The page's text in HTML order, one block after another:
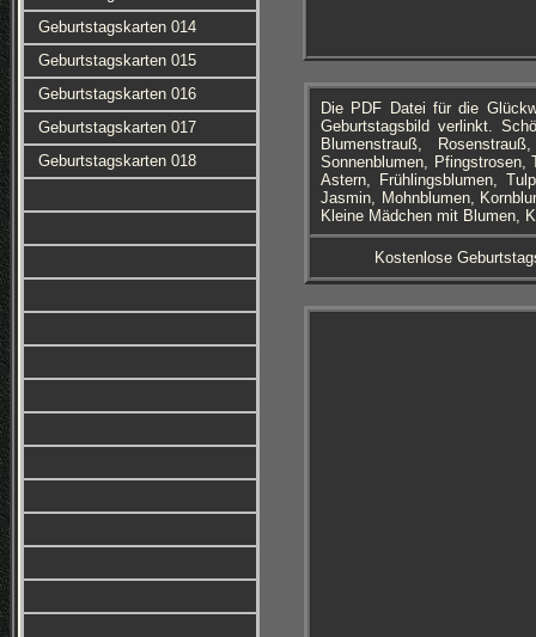
Geburtstagskarten 014
Geburtstagskarten 015
Geburtstagskarten 016
Geburtstagskarten 017
Geburtstagskarten 018
Die PDF Datei für die
Geburtstagsbild verlinkt.
Blumenstrauß,
Sonnenblumen, Pfingstrosen,
Astern, Frühlingsblumen,
Jasmin, Mohnblumen,
Kleine Mädchen mit Blumen,
Kostenlose